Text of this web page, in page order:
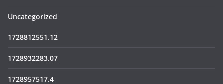
Uncategorized
1728812551.12
1728932283.07
1728957517.4